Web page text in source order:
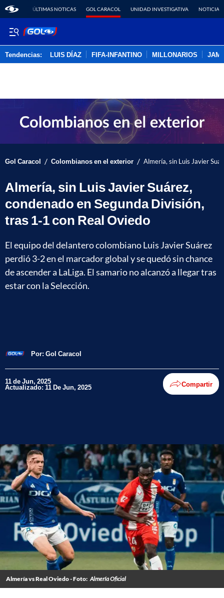
ÚLTIMAS NOTICAS GOL CARACOL UNIDAD INVESTIGATIVA NOTICIAS
Tendencias: LUIS DÍAZ FIFA-INFANTINO MILLONARIOS
Gol Caracol / Colombianos en el exterior / Almería, sin Luis Javier
Almería, sin Luis Javier Suárez,
condenado en Segunda División,
tras 1-1 con Real Oviedo
El equipo del delantero colombiano Luis Javier Suárez
perdió 3-2 en el marcador global y se quedó sin chance
de ascender a LaLiga. El samario no alcanzó a llegar tras
estar con la Selección.
Por: Gol Caracol
11 de Jun, 2025
Actualizado: 11 De Jun, 2025 Compartir
Almería vs Real Oviedo - Foto: Almería Oficial